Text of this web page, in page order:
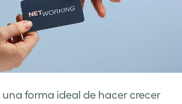
una forma ideal de hacer crecer